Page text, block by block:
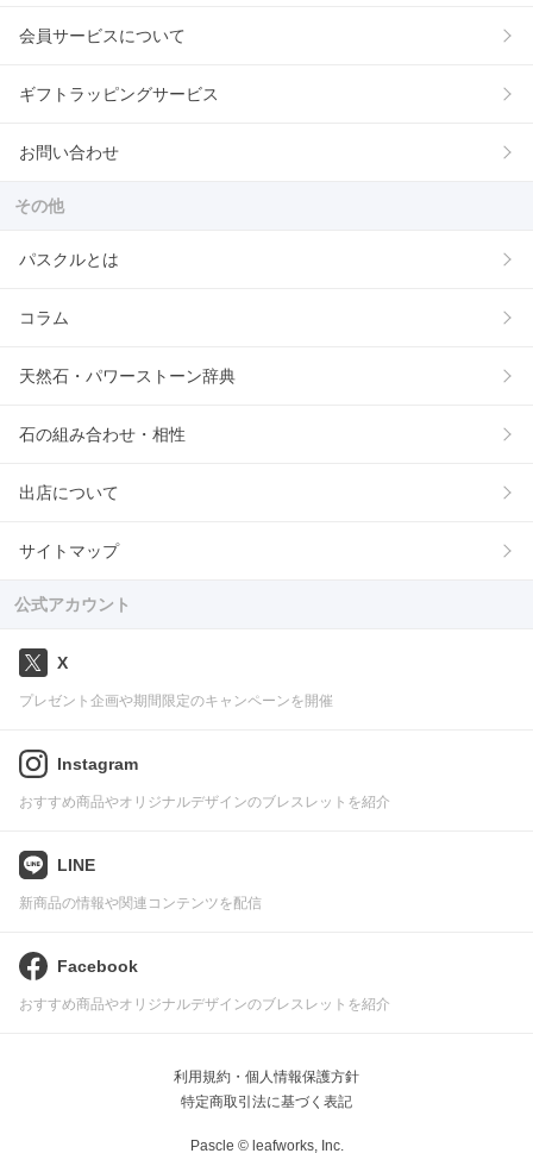
会員サービスについて
ギフトラッピングサービス
お問い合わせ
その他
パスクルとは
コラム
天然石・パワーストーン辞典
石の組み合わせ・相性
出店について
サイトマップ
公式アカウント
X
プレゼント企画や期間限定のキャンペーンを開催
Instagram
おすすめ商品やオリジナルデザインのブレスレットを紹介
LINE
新商品の情報や関連コンテンツを配信
Facebook
おすすめ商品やオリジナルデザインのブレスレットを紹介
利用規約・個人情報保護方針
特定商取引法に基づく表記
Pascle © leafworks, Inc.